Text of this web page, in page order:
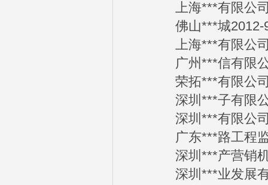
上海***有限公司
佛山***城2012-
上海***有限公司
广州***信有限公
荣拓***有限公司
深圳***子有限公
深圳***有限公司
广东***路工程监
深圳***产营销机
深圳***业发展有